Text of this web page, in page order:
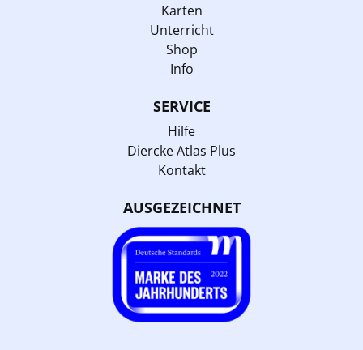
Karten
Unterricht
Shop
Info
SERVICE
Hilfe
Diercke Atlas Plus
Kontakt
AUSGEZEICHNET